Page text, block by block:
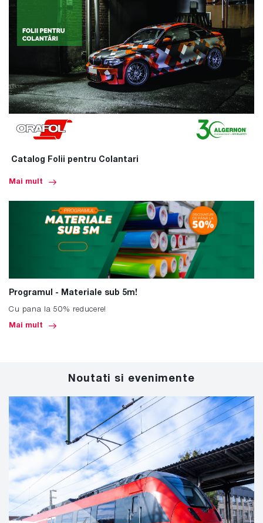
Catalog Folii pentru Colantari
Mai mult
Programul - Materiale sub 5m!
Cu pana la 50% reducere!
Mai mult
Noutati si evenimente